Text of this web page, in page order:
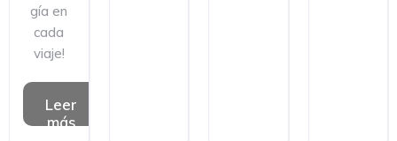
gía en
cada
viaje!
Leer
más